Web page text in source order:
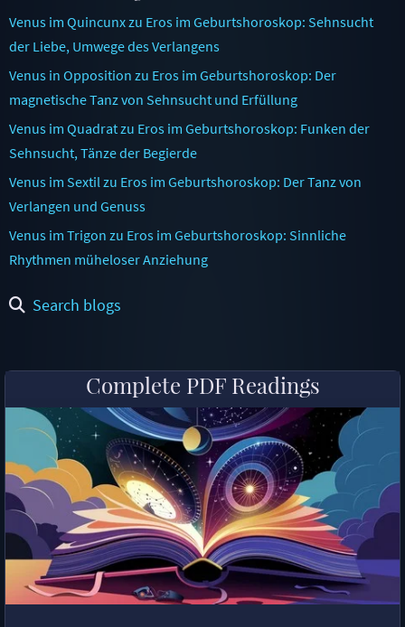
Venus im Quincunx zu Eros im Geburtshoroskop: Sehnsucht
der Liebe, Umwege des Verlangens
Venus in Opposition zu Eros im Geburtshoroskop: Der
magnetische Tanz von Sehnsucht und Erfüllung
Venus im Quadrat zu Eros im Geburtshoroskop: Funken der
Sehnsucht, Tänze der Begierde
Venus im Sextil zu Eros im Geburtshoroskop: Der Tanz von
Verlangen und Genuss
Venus im Trigon zu Eros im Geburtshoroskop: Sinnliche
Rhythmen müheloser Anziehung
Search blogs
Complete PDF Readings